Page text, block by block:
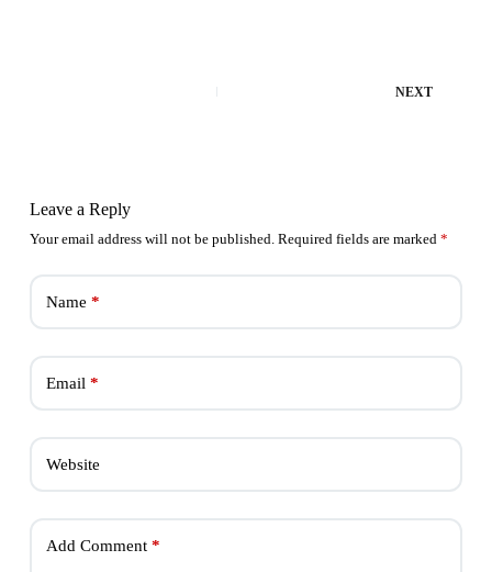
NEXT
Leave a Reply
Your email address will not be published. Required fields are marked *
Name *
Email *
Website
Add Comment*